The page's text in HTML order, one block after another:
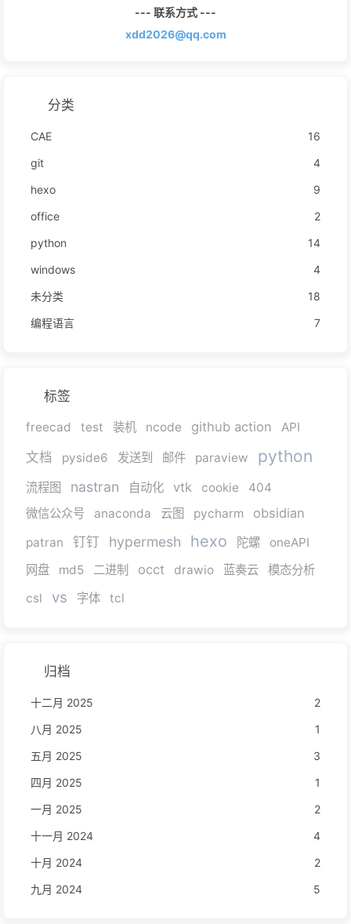
--- 联系方式 ---
xdd2026@qq.com
分类
CAE
16
git
4
hexo
9
office
2
python
14
windows
4
未分类
18
编程语言
7
标签
freecad test 装机 ncode github action API
文档 pyside6 发送到 邮件 paraview python
流程图 nastran 自动化 vtk cookie
404
微信公众号
anaconda 云图 pycharm obsidian
patran 钉钉 hypermesh hexo 陀螺
oneAPI
网盘
md5 二进制 occt drawio 蓝奏云
模态分析
csl
vs 字体 tcl
归档
十二月 2025
2
八月 2025
1
五月 2025
3
四月 2025
1
一月 2025
2
十一月 2024
4
十月 2024
2
九月 2024
5